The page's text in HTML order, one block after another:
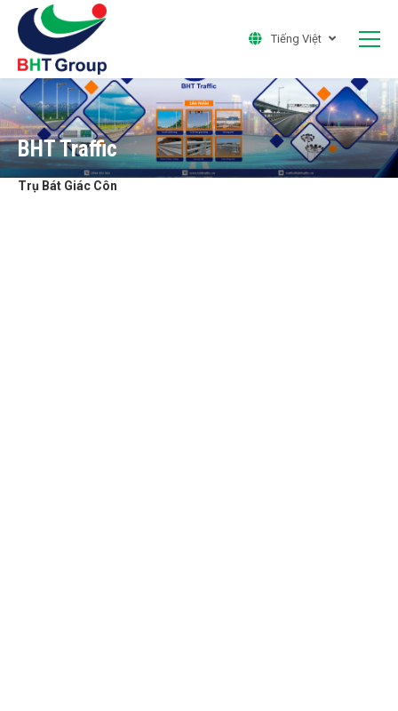
Tiếng Việt
BHT Traffic
Trụ Bát Giác Côn